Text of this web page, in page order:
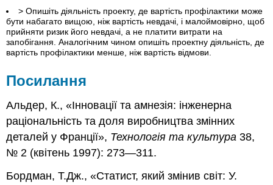
> Опишіть діяльність проекту, де вартість профілактики може
бути набагато вищою, ніж вартість невдачі, і малоймовірно, щоб
прийняти ризик його невдачі, а не платити витрати на
запобігання. Аналогічним чином опишіть проектну діяльність, де
вартість профілактики менше, ніж вартість відмови.
Посилання
Альдер, К., «Інновації та амнезія: інженерна
раціональність та доля виробництва змінних
деталей у Франції», Технологія та культура 38,
№ 2 (квітень 1997): 273—311.
Бордман, Т.Дж., «Статист, який змінив світ: У.